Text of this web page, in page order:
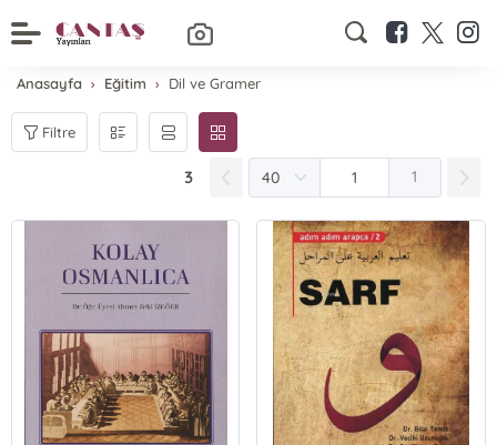
Anasayfa Eğitim Dil ve Gramer
Filtre
3 1